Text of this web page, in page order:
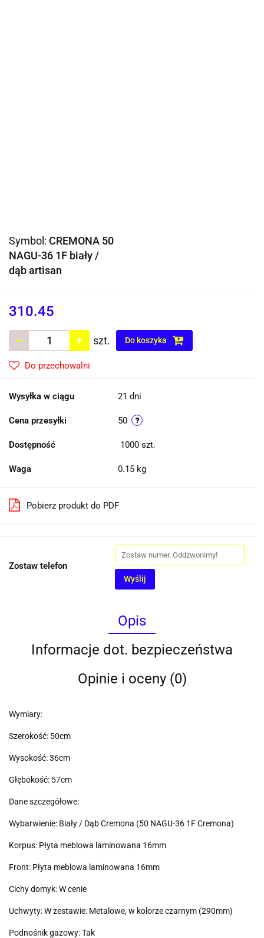
Symbol: CREMONA 50
NAGU-36 1F biały /
dąb artisan
310.45
szt. Do koszyka
Do przechowalni
Wysyłka w ciągu 21 dni
Cena przesyłki 50
Dostępność 1000 szt.
Waga 0.15 kg
Pobierz produkt do PDF
Zostaw telefon
Wyślij
Opis
Informacje dot. bezpieczeństwa
Opinie i oceny (0)
Wymiary:
Szerokość: 50cm
Wysokość: 36cm
Głębokość: 57cm
Dane szczegółowe:
Wybarwienie: Biały / Dąb Cremona (50 NAGU-36 1F Cremona)
Korpus: Płyta meblowa laminowana 16mm
Front: Płyta meblowa laminowana 16mm
Cichy domyk: W cenie
Uchwyty: W zestawie: Metalowe, w kolorze czarnym (290mm)
Podnośnik gazowy: Tak